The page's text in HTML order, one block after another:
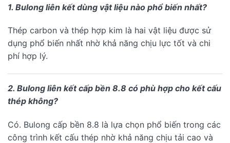
1. Bulong liên kết dùng vật liệu nào phổ biến nhất?
Thép carbon và thép hợp kim là hai vật liệu được sử
dụng phổ biến nhất nhờ khả năng chịu lực tốt và chi
phí hợp lý.
2. Bulong liên kết cấp bền 8.8 có phù hợp cho kết cấu
thép không?
Có. Bulong cấp bền 8.8 là lựa chọn phổ biến trong các
công trình kết cấu thép nhờ khả năng chịu tải cao và